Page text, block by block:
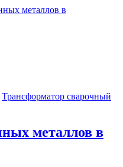
металлов в
Трансформатор сварочный
металлов в